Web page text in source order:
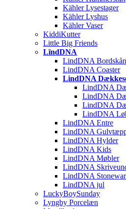
Kähler Lysestager
Kähler Lyshus
Kähler Vaser
KiddiKutter
Little Big Friends
LïndDNA
LindDNA
LindDNA Coaster
LindDNA
LindDNA
LindDNA
LindDNA
LindDNA
LindDNA Entre
LindDNA
LindDNA Hylder
LindDNA Kids
LindDNA Møbler
LindDNA
LindDNA
LindDNA jul
LuckyBoySunday
Lyngby Porcelæn